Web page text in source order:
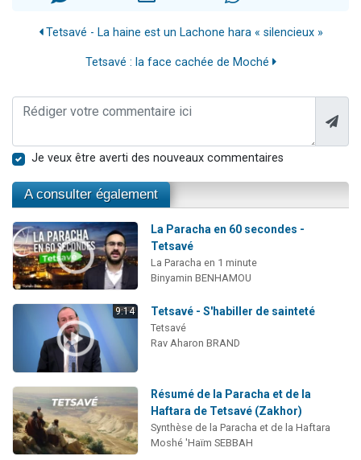
Tetsavé - La haine est un Lachone hara « silencieux »
Tetsavé : la face cachée de Moché
Je veux être averti des nouveaux commentaires
A consulter également
La Paracha en 60 secondes -
Tetsavé
La Paracha en 1 minute
Binyamin BENHAMOU
9:14 Tetsavé - S'habiller de sainteté
Tetsavé
Rav Aharon BRAND
Résumé de la Paracha et de la
Haftara de Tetsavé (Zakhor)
Synthèse de la Paracha et de la Haftara
Moshé 'Haïm SEBBAH